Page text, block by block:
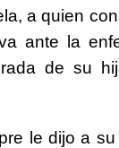
a quien
ante la
de su
le dijo a